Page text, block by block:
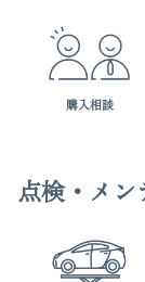
購入相談
点検・メン